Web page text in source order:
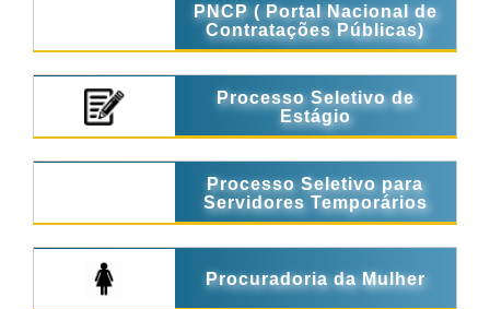
PNCP ( Portal Nacional de
Contratações Públicas)
Processo Seletivo de
Estágio
Processo Seletivo para
Servidores Temporários
Procuradoria da Mulher